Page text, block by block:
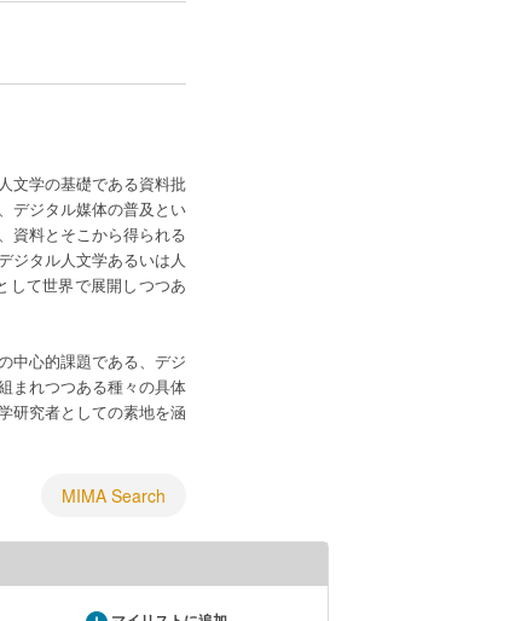
文学の基礎である資料批
デジタル媒体の普及とい
資料とそこから得られる
ジタル人文学あるいは人
して世界で展開しつつあ
中心的課題である、デジ
まれつつある種々の具体
研究者としての素地を涵
MIMA Search